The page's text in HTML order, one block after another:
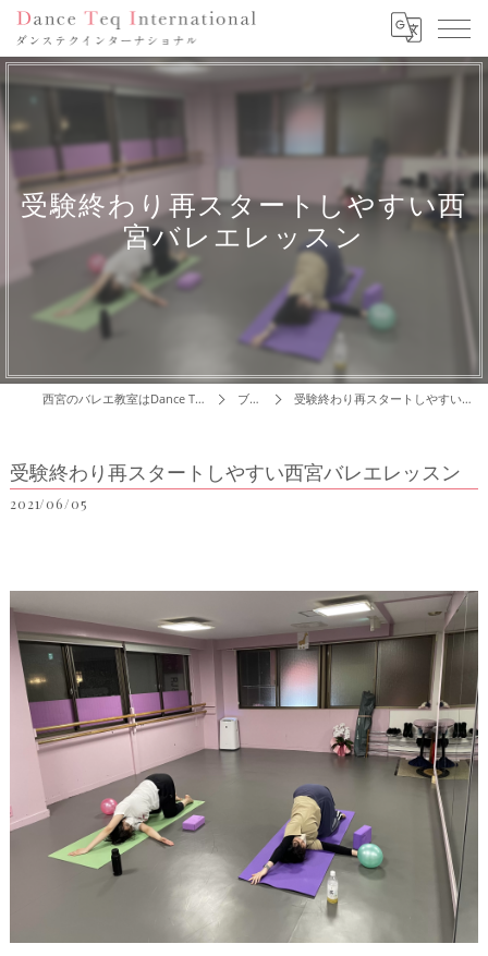
受験終わり再スタートしやすい西
宮バレエレッスン
西宮のバレエ教室はDance Teq International ブログ 受験終わり再スタートしやすい西宮バレエレッスン
受験終わり再スタートしやすい西宮バレエレッスン
2021/06/05